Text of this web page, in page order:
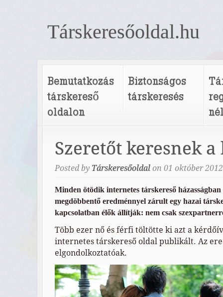
Társkeresőoldal.hu
Bemutatkozás
társkereső
oldalon
Biztonságos
társkeresés
Szeretőt keresnek a
Posted by Társkeresőoldal on 01 október2012
Minden ötödik internetes társkereső házasságban
megdöbbentő eredménnyel zárult egy hazai
kapcsolatban élők állítják: nem csak
Több ezer nő és férfi töltötte ki azt a
internetes társkereső oldal publikált. Az
elgondolkoztatóak.